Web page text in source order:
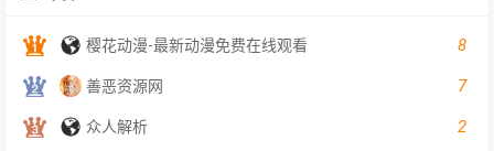
樱花动漫-最新动漫免费在线观看 8
善恶资源网 7
众人解析 2